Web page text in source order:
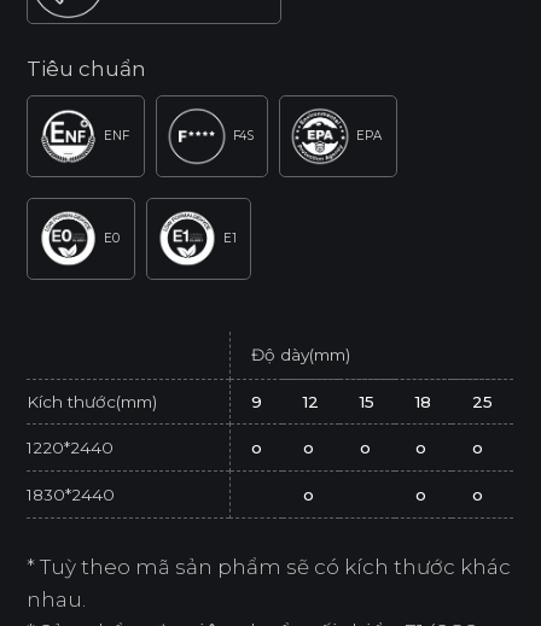
Tiêu chuẩn
ENF F4S EPA
E0 E1
Độ dày(mm)
Kích thước(mm) 9 12 15 18 25
1220*2440 o o o o o
1830*2440 o o o
* Tuỳ theo mã sản phẩm sẽ có kích thước khác
nhau.